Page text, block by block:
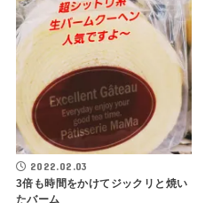
2022.02.03
3倍も時間をかけてジックリと焼い
たバーム